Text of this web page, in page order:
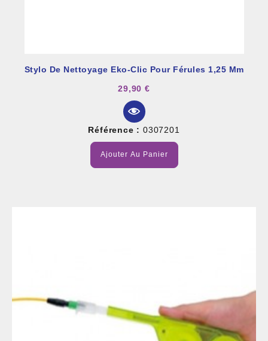
Stylo De Nettoyage Eko-Clic Pour Férules 1,25 Mm
29,90 €
Référence : 0307201
Ajouter Au Panier